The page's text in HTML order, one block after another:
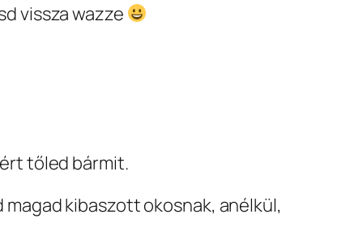
vissza wazze
tőled bármit.
kibaszott okosnak, anélkül,